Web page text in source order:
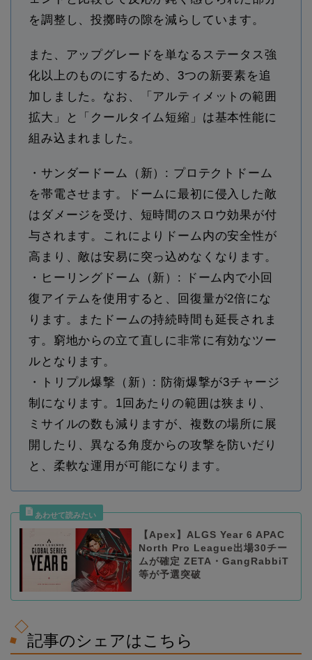
を調整し、投擲時の隙を減らしています。
また、アップグレードを単なるステータス強
化以上のものにするため、3つの新要素を追
加しました。なお、「アルティメットの範囲
拡大」と「クールタイム短縮」は基本性能に
組み込まれました。
・サンダードーム（新）: プロテクトドーム
を帯電させます。ドームに最初に侵入した敵
はダメージを受け、短時間のスロウ効果が付
与されます。これによりドーム内の安全性が
高まり、敵は安易に突っ込めなくなります。
・ヒーリングドーム（新）: ドーム内で小回
復アイテムを使用すると、回復量が2倍にな
ります。またドームの持続時間も延長されま
す。窮地からの立て直しに非常に有効なツー
ルとなります。
・トリプル爆撃（新）: 防衛爆撃が3チャージ
制になります。1回あたりの範囲は狭まり、
ミサイルの数も減りますが、複数の場所に展
開したり、異なる角度からの攻撃を防いだり
と、柔軟な運用が可能になります。
【Apex】ALGS Year 6 APAC
North Pro League出場30チー
ムが確定 ZETA・GangRabbiT
等が予選突破
記事のシェアはこちら